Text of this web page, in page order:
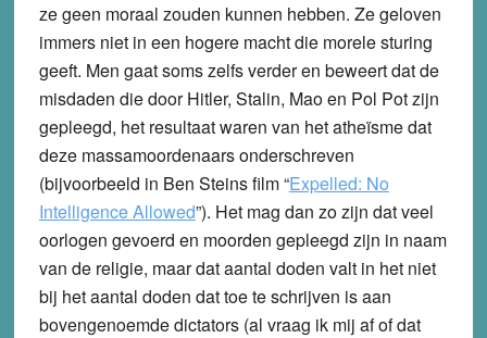
ze geen moraal zouden kunnen hebben. Ze geloven
immers niet in een hogere macht die morele sturing
geeft. Men gaat soms zelfs verder en beweert dat de
misdaden die door Hitler, Stalin, Mao en Pol Pot zijn
gepleegd, het resultaat waren van het atheïsme dat
deze massamoordenaars onderschreven
(bijvoorbeeld in Ben Steins film “Expelled: No
Intelligence Allowed”). Het mag dan zo zijn dat veel
oorlogen gevoerd en moorden gepleegd zijn in naam
van de religie, maar dat aantal doden valt in het niet
bij het aantal doden dat toe te schrijven is aan
bovengenoemde dictators (al vraag ik mij af of dat